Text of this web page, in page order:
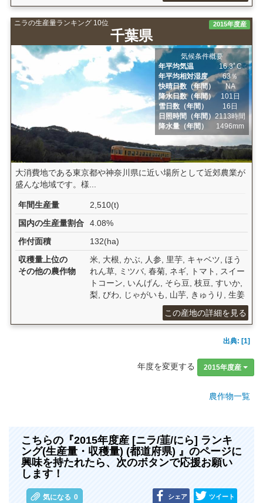
ニラの生産量ランキング 10位
千葉県
2015年度産
気候条件概要
年平均気温
16.3ﾟC
年平均相対湿度
63％
快晴日数（年間）
NA
降水日数（年間）
101日
雪日数（年間）
16日
日照時間（年間）2113時間
降水量（年間）
1496mm
大消費地である東京都や神奈川県に近い場所として近郊農業が
盛んな地域です。様...
年間生産量
2,510(t)
国内の生産量割合
4.08%
作付面積
132(ha)
収穫量上位の
その他の農作物
米, 大根, かぶ, 人参, 里芋, キャベツ, ほう
れん草, ミツバ, 春菊, ネギ, トマト, スイー
トコーン, いんげん, そら豆, 枝豆, すいか,
梨, びわ, じゃがいも, 山芋, きゅうり, 生姜
この産地の詳細を見る
出典: [1]
年度を変更する 2015年度産
農作物一覧
こちらの『2015年度産 [ニラ/韮/にら] ランキ
ング(生産量・収穫量) (都道府県) 』のページに
興味を持たれたら、次のボタンで応援お願い
します！
気になる 0 シェア ツイート